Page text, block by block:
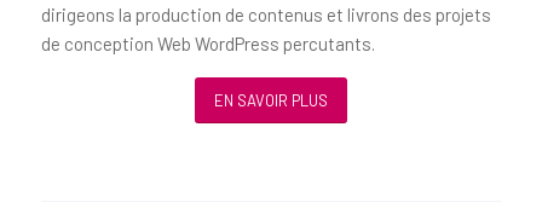
dirigeons la production de contenus et livrons des projets
de conception Web WordPress percutants.
EN SAVOIR PLUS